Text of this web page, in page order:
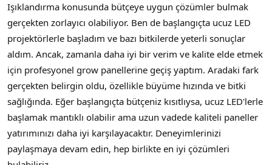
Işıklandırma konusunda bütçeye uygun çözümler bulmak
gerçekten zorlayıcı olabiliyor. Ben de başlangıçta ucuz LED
projektörlerle başladım ve bazı bitkilerde yeterli sonuçlar
aldım. Ancak, zamanla daha iyi bir verim ve kalite elde etmek
için profesyonel grow panellerine geçiş yaptım. Aradaki fark
gerçekten belirgin oldu, özellikle büyüme hızında ve bitki
sağlığında. Eğer başlangıçta bütçeniz kısıtlıysa, ucuz LED'lerle
başlamak mantıklı olabilir ama uzun vadede kaliteli paneller
yatırımınızı daha iyi karşılayacaktır. Deneyimlerinizi
paylaşmaya devam edin, hep birlikte en iyi çözümleri